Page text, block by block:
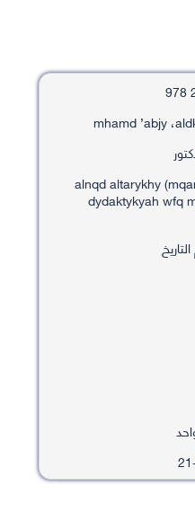
alnqd altarykhy
dydaktykyah wfq